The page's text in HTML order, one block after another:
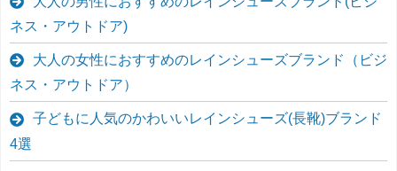
ネス・アウトドア)
大人の女性におすすめのレインシューズブランド（ビジ
ネス・アウトドア）
子どもに人気のかわいいレインシューズ(長靴)ブランド
4選